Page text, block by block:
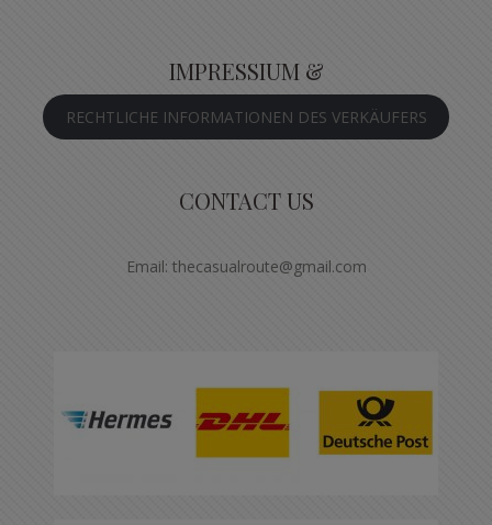
IMPRESSIUM &
RECHTLICHE INFORMATIONEN DES VERKÄUFERS
CONTACT US
Email: thecasualroute@gmail.com